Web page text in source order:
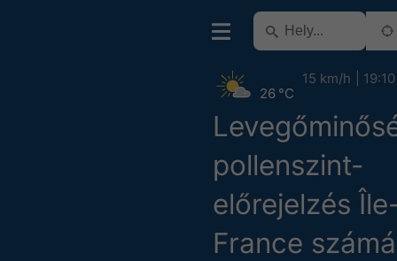
pollenszint-
előrejelzés
France
26 °C
15 km/h 19:10